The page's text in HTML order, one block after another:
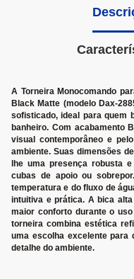
A Torneira Monocomando
Black Matte (modelo Dax-
sofisticado, ideal para quem
banheiro. Com acabamento
visual contemporâneo e
ambiente. Suas dimensões
lhe uma presença robusta
cubas de apoio ou
temperatura e do fluxo de
intuitiva e prática. A bica
maior conforto durante o
torneira combina estética
uma escolha excelente para
detalhe do ambiente.